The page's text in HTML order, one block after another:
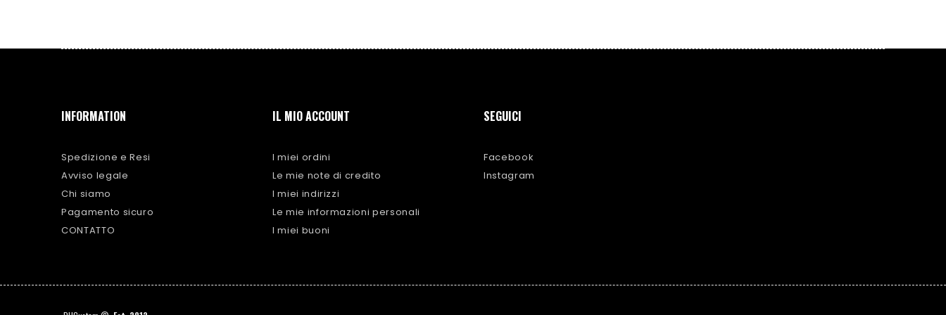
INFORMATION
Spedizione e Resi
Avviso legale
Chi siamo
Pagamento sicuro
CONTATTO
IL MIO ACCOUNT
I miei ordini
Le mie note di credito
I miei indirizzi
Le mie informazioni personali
I miei buoni
SEGUICI
Facebook
Instagram